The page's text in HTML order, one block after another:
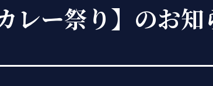
レー祭り】のお知